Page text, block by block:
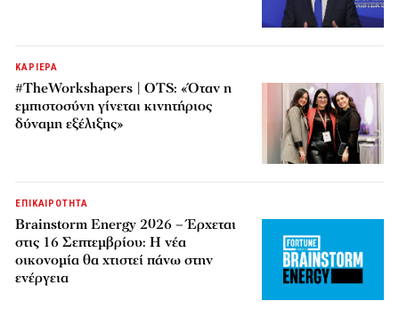
ΚΑΡΙΕΡΑ
#TheWorkshapers | OTS: «Όταν η
εμπιστοσύνη γίνεται κινητήριος
δύναμη εξέλιξης»
ΕΠΙΚΑΙΡΟΤΗΤΑ
Brainstorm Energy 2026 – Έρχεται
στις 16 Σεπτεμβρίου: Η νέα
οικονομία θα χτιστεί πάνω στην
ενέργεια